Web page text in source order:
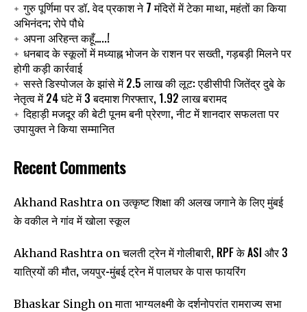
गुरु पूर्णिमा पर डॉ. वेद प्रकाश ने 7 मंदिरों में टेका माथा, महंतों का किया
अभिनंदन; रोपे पौधे
अपना अरिहन्त कहूँ…..!
धनबाद के स्कूलों में मध्याह्न भोजन के राशन पर सख्ती, गड़बड़ी मिलने पर
होगी कड़ी कार्रवाई
सस्ते डिस्पोजल के झांसे में 2.5 लाख की लूट: एडीसीपी जितेंद्र दुबे के
नेतृत्व में 24 घंटे में 3 बदमाश गिरफ्तार, 1.92 लाख बरामद
दिहाड़ी मजदूर की बेटी पूनम बनी प्रेरणा, नीट में शानदार सफलता पर
उपायुक्त ने किया सम्मानित
Recent Comments
Akhand Rashtra onउत्कृष्ट शिक्षा की अलख जगाने के लिए मुंबई
के वकील ने गांव में खोला स्कूल
Akhand Rashtra onचलती ट्रेन में गोलीबारी, RPF के ASI और 3
यात्रियों की मौत, जयपुर-मुंबई ट्रेन में पालघर के पास फायरिंग
Bhaskar Singh onमाता भाग्यलक्ष्मी के दर्शनोपरांत रामराज्य सभा